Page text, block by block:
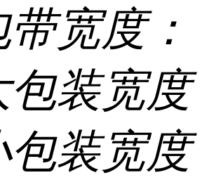
宽度：
包装宽度
包装宽度